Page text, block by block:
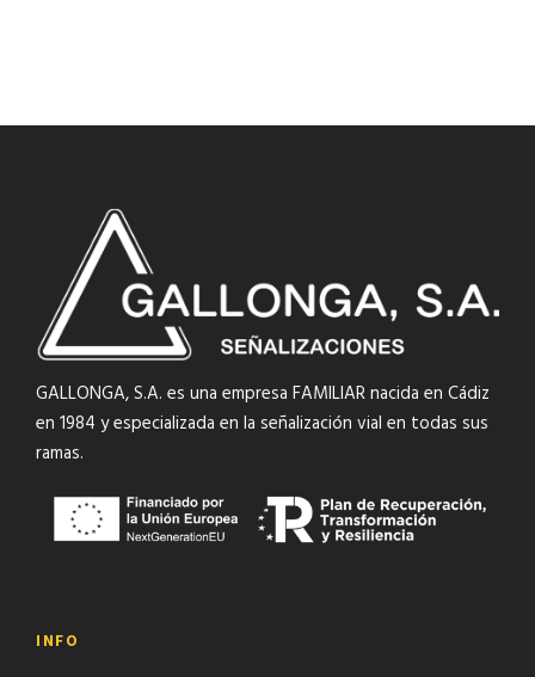
GALLONGA, S.A. es una empresa FAMILIAR nacida en Cádiz
en 1984 y especializada en la señalización vial en todas sus
ramas.
INFO